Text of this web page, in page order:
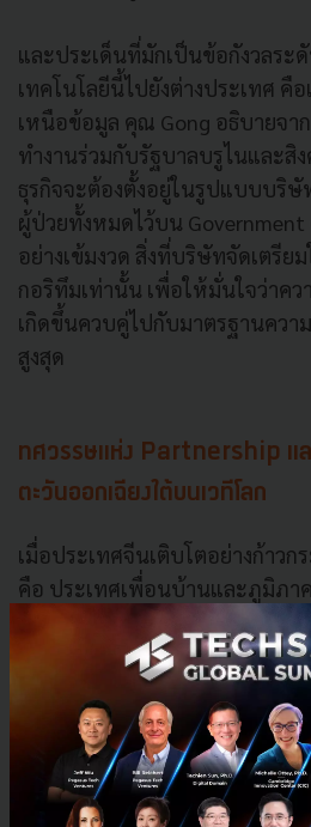
และประเด็นที่มักเป็นข้อกังวลระ
เทคโนโลยีนี้ไปยังต่างประเทศ คื
เหนือข้อมูล คุณ Gong อธิบายจา
ทำงานร่วมกับรัฐบาลบรูไนและสิง
ธุรกิจจะต้องตั้งอยู่ในรูปแบบบริ
ผู้ป่วยทั้งหมดไว้บน
อย่างเข้มงวด สิ่งที่บริษัทจัดเตรีย
กอริทึมเท่านั้น เพื่อให้มั่นใจว่าคว
เกิดขึ้นควบคู่ไปกับมาตรฐานคว
สูงสุด
ทศวรรษแห่ง Partnership และ
ตะวันออกเฉียงใต้บนเวทีโลก
เมื่อประเทศจีนเติบโตอย่างก้าวก
คือ ประเทศเพื่อนบ้านและภูมิภา
สามารถถอดบทเรียนเพื่อสร้างอุ
ได้หรือไม่ ศาสตราจารย์ Ren ให้
ว่า ความสำเร็จของจีนไม่สามารถ
ได้ เนื่องจากความสำเร็จนี้ตั้งอยู่
จำนวนบุคลากรที่มีความเชี่ยวช
ใหญ่พอจะรองรับห่วงโซ่อุปทาน